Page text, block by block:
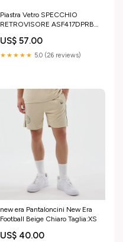
Piastra Vetro SPECCHIO
RETROVISORE ASF417DPRBX
MERCEDES AMG SL 2021-
sintoflon
US$ 57.00
★★★★★ 5.0 (26 reviews)
new era Pantaloncini New Era
Football Beige Chiaro Taglia:XS
US$ 40.00